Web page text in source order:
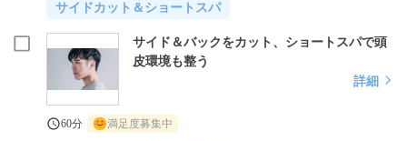
サイドカット＆ショートスパ
サイド＆バックをカット、ショートスパで頭
皮環境も整う
詳細
60分 満足度募集中